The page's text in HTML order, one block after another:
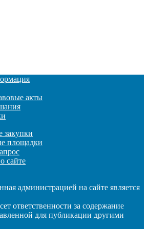
акты
площадки
сайте
администрацией на сайте является
ответственности за содержание
для публикации другими